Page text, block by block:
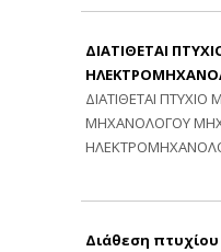
ΔΙΑΤΙΘΕΤΑΙ
ΔΙΑΤΙΘΕΤΑΙ ΠΤΥΧΙΟ
ΜΗΧΑΝΟΛΟΓΟΥ
Διάθεση